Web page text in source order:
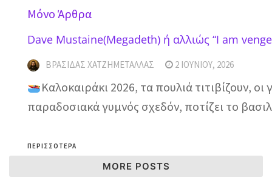
Mόνο Άρθρα
Dave Mustaine(Megadeth) ή αλλιώς “I am
ΒΡΑΣΊΔΑΣ ΧΑΤΖΗΜΕΤΑΛΛΆΣ 2 ΙΟΥΝΊΟΥ, 2026
Καλοκαιράκι 2026, τα πουλιά τιτιβίζουν,
παραδοσιακά γυμνός σχεδόν, ποτίζει το
ΠΕΡΙΣΣΌΤΕΡΑ
MORE POSTS